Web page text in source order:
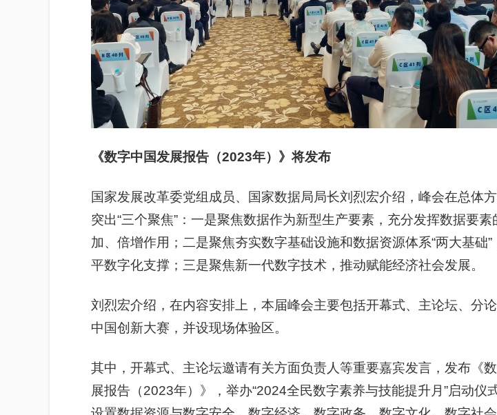
《数字中国发展报告（2023年）》将发布
国家发展改革委党组成员、国家数据局局长刘烈宏介绍，峰会在总体
突出“三个聚焦”：一是聚焦数据作为新型生产要素，充分发挥数据要素
加、倍增作用；二是聚焦夯实数字基础设施和数据资源体系“两大基础”
平数字化支撑；三是聚焦新一代数字技术，推动赋能经济社会发展。
刘烈宏介绍，在内容安排上，本届峰会主要包括开幕式、主论坛、分
中国创新大赛，并设现场体验区。
其中，开幕式、主论坛邀请有关方面负责人等重要嘉宾发言，发布《
展报告（2023年）》，举办“2024全民数字素养与技能提升月”启动仪